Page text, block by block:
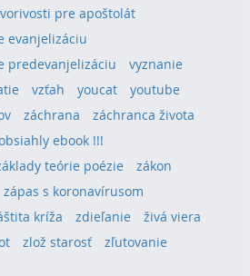
pre apoštolát
evanjelizáciu
predevanjelizáciu
vyznanie
vzťah youcat
youtube
záchrana
záchranca života
ebook !!!
teórie poézie
zákon
zápas s koronavírusom
kríža zdieľanie
živá viera
zlož starosť
zľutovanie